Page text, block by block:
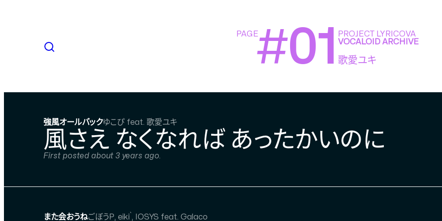
PAGE#01
PROJECT LYRICOVA
VOCALOID ARCHIVE
歌愛ユキ
強風オールバックゆこぴ feat. 歌愛ユキ
風さえ なくなれば あったかいのに
First posted about 3 years ago.
また会おうねごぼうP, eiki`, IOSYS feat. Galaco